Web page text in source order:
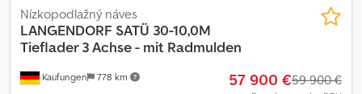
Kaufungen 778 km
Nízkopodlažný náves
LANGENDORF SATÜ 30-10,0M
Tieflader 3 Achse - mit Radmulden
57 900 €59 900 €